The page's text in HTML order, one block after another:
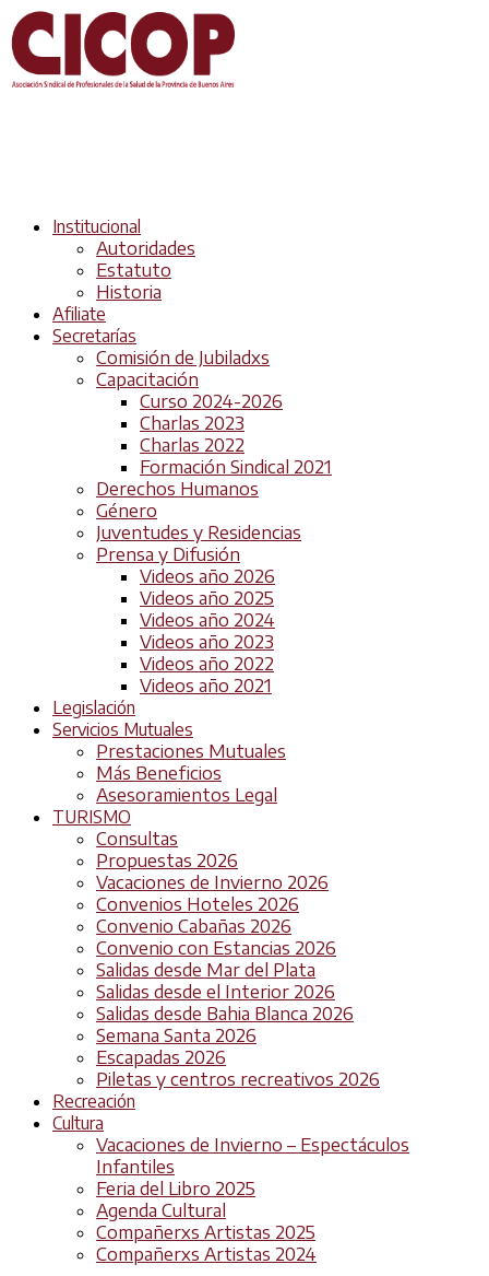
Institucional
Autoridades
Estatuto
Historia
Afiliate
Secretarías
Comisión de Jubiladxs
Capacitación
Curso 2024-2026
Charlas 2023
Charlas 2022
Formación Sindical 2021
Derechos Humanos
Género
Juventudes y Residencias
Prensa y Difusión
Videos año 2026
Videos año 2025
Videos año 2024
Videos año 2023
Videos año 2022
Videos año 2021
Legislación
Servicios Mutuales
Prestaciones Mutuales
Más Beneficios
Asesoramientos Legal
TURISMO
Consultas
Propuestas 2026
Vacaciones de Invierno 2026
Convenios Hoteles 2026
Convenio Cabañas 2026
Convenio con Estancias 2026
Salidas desde Mar del Plata
Salidas desde el Interior 2026
Salidas desde Bahia Blanca 2026
Semana Santa 2026
Escapadas 2026
Piletas y centros recreativos 2026
Recreación
Cultura
Vacaciones de Invierno – Espectáculos
Infantiles
Feria del Libro 2025
Agenda Cultural
Compañerxs Artistas 2025
Compañerxs Artistas 2024